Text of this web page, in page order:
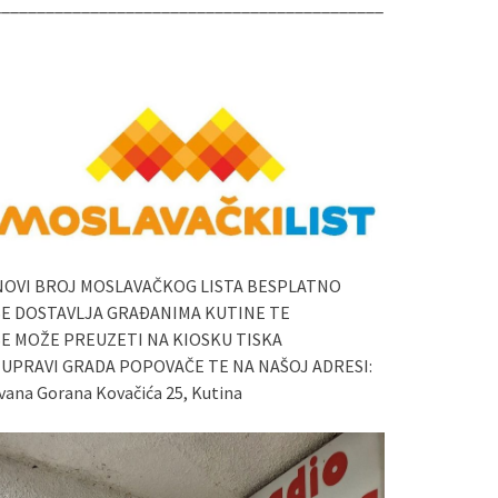
BROJ MOSLAVAČKOG LISTA BESPLATNO
DOSTAVLJA GRAĐANIMA KUTINE TE
MOŽE PREUZETI NA KIOSKU TISKA
GRADA POPOVAČE TE NA NAŠOJ ADRESI:
Gorana Kovačića 25, Kutina